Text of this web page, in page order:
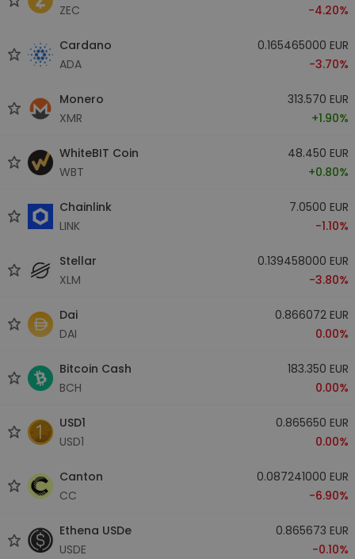
ZEC
-4.20%
Cardano
ADA
0.165465000 EUR
-3.70%
Monero
XMR
313.570 EUR
+1.90%
WhiteBIT Coin
WBT
48.450 EUR
+0.80%
Chainlink
LINK
7.0500 EUR
-1.10%
Stellar
XLM
0.139458000 EUR
-3.80%
Dai
DAI
0.866072 EUR
0.00%
Bitcoin Cash
BCH
183.350 EUR
0.00%
USD1
USD1
0.865650 EUR
0.00%
Canton
CC
0.087241000 EUR
-6.90%
Ethena USDe
USDE
0.865673 EUR
-0.10%